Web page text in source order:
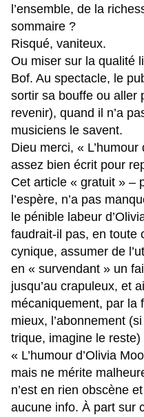
l’ensemble, de la
sommaire ?
Risqué, vaniteux.
Ou miser sur la qualité
Bof. Au spectacle, le
sortir sa bouffe ou aller
revenir), quand il n’a
musiciens le savent.
Dieu merci, « L’humour
assez bien écrit pour
Cet article « gratuit » –
l’espère, n’a pas
le pénible labeur
faudrait-il pas, en toute
cynique, assumer de
en « survendant » un
jusqu’au crapuleux, et
mécaniquement, par la
mieux, l’abonnement
trique, imagine le reste)
« L’humour d’Olivia
mais ne mérite
n’est en rien obscène
aucune info. À part sur